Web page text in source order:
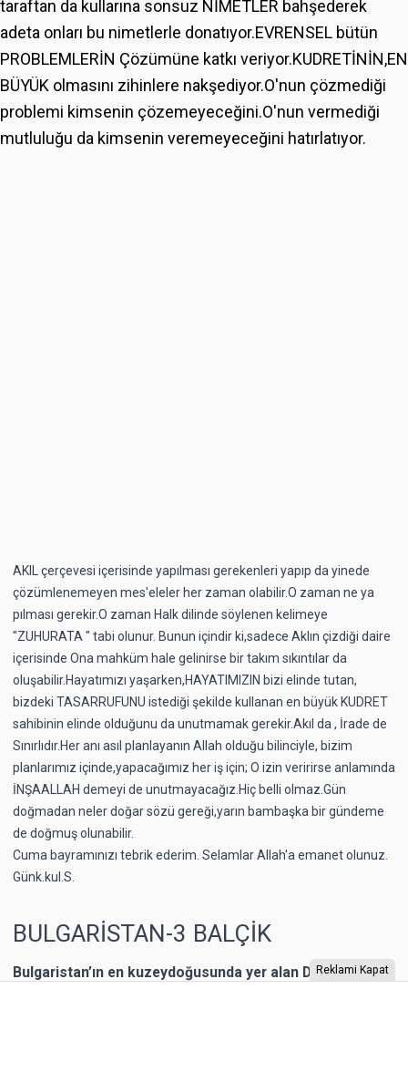
taraftan da kullarına sonsuz NİMETLER bahşederek
adeta onları bu nimetlerle donatıyor.EVRENSEL bütün
PROBLEMLERİN Çözümüne katkı veriyor.KUDRETİNİN,EN
BÜYÜK olmasını zihinlere nakşediyor.O'nun çözmediği
problemi kimsenin çözemeyeceğini.O'nun vermediği
mutluluğu da kimsenin veremeyeceğini hatırlatıyor.
AKIL çerçevesi içerisinde yapılması gerekenleri yapıp da yinede
çözümlenemeyen mes'eleler her zaman olabilir.O zaman ne ya
pılması gerekir.O zaman Halk dilinde söylenen kelimeye
"ZUHURATA " tabi olunur. Bunun içindir ki,sadece Aklın çizdiği daire
içerisinde Ona mahküm hale gelinirse bir takım sıkıntılar da
oluşabilir.Hayatımızı yaşarken,HAYATIMIZIN bizi elinde tutan,
bizdeki TASARRUFUNU istediği şekilde kullanan en büyük KUDRET
sahibinin elinde olduğunu da unutmamak gerekir.Akıl da , İrade de
Sınırlıdır.Her anı asıl planlayanın Allah olduğu bilinciyle, bizim
planlarımız içinde,yapacağımız her iş için; O izin veririrse anlamında
İNŞAALLAH demeyi de unutmayacağız.Hiç belli olmaz.Gün
doğmadan neler doğar sözü gereği,yarın bambaşka bir gündeme
de doğmuş olunabilir.
Cuma bayramınızı tebrik ederim. Selamlar Allah'a emanet olunuz.
Günk.kul.S.
BULGARİSTAN-3 BALÇİK
Bulgaristan’ın en kuzeydoğusunda yer alan Dobriç bir
Reklami Kapat